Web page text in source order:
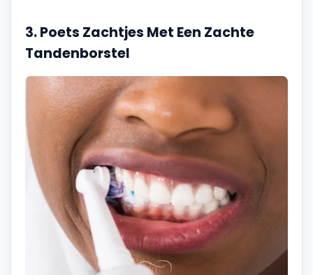
3. Poets Zachtjes Met Een Zachte
Tandenborstel